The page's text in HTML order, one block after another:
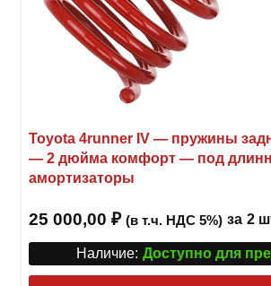
Toyota 4runner IV — пружины
— 2 дюйма комфорт — под
амортизаторы
25 000,00 ₽ (в т.ч. НДС 5%) за 2
Наличие: Доступно для